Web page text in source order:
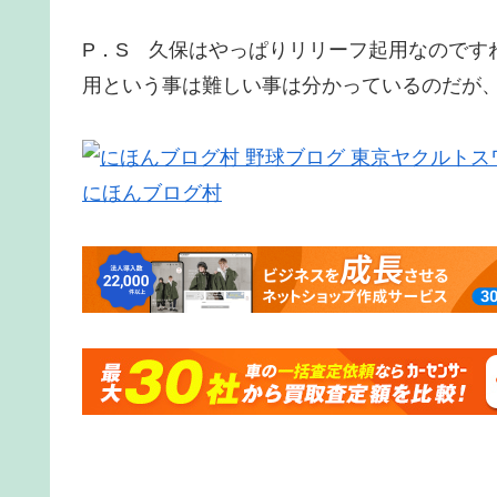
P．S 久保はやっぱりリリーフ起用なのです
用という事は難しい事は分かっているのだが
にほんブログ村